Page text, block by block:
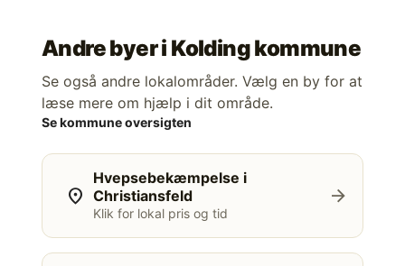
Andre byer i Kolding kommune
Se også andre lokalområder. Vælg en by for at
læse mere om hjælp i dit område.
Se kommune oversigten
location_on
Hvepsebekæmpelse i
Christiansfeld
Klik for lokal pris og tid
arrow_forward